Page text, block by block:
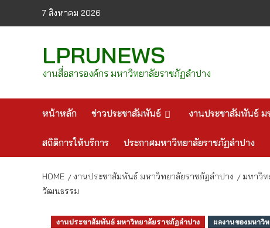
7 สิงหาคม 2026
LPRUNEWS
งานสื่อสารองค์กร มหาวิทยาลัยราชภัฏลำปาง
หน้าหลัก ข่าวประชาสัมพันธ์ งานประชาสัมพันธ์ ม
สถิติการให้บริการ ประกาศมหาวิทยาลัยราชภัฏลำปาง
HOME งานประชาสัมพันธ์ มหาวิทยาลัยราชภัฏลำปาง
มหาวิท
วัฒนธรรม
งานประชาสัมพันธ์ มหาวิทยาลัยราชภัฏลำปาง ผลงานของมหา